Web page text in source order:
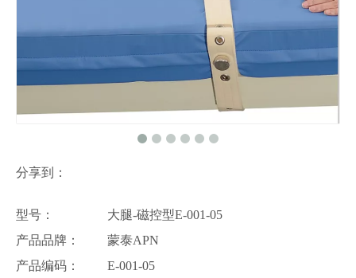
分享到：
型号：
大腿-磁控型E-001-05
产品品牌：
蒙泰APN
产品编码：
E-001-05